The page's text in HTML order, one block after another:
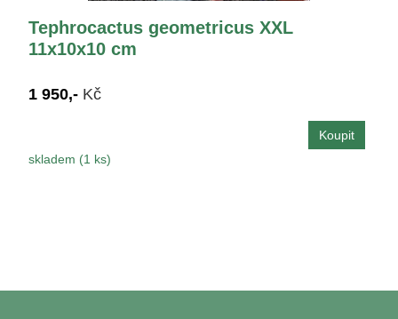
Tephrocactus geometricus XXL
11x10x10 cm
1 950,- Kč
skladem (1 ks)